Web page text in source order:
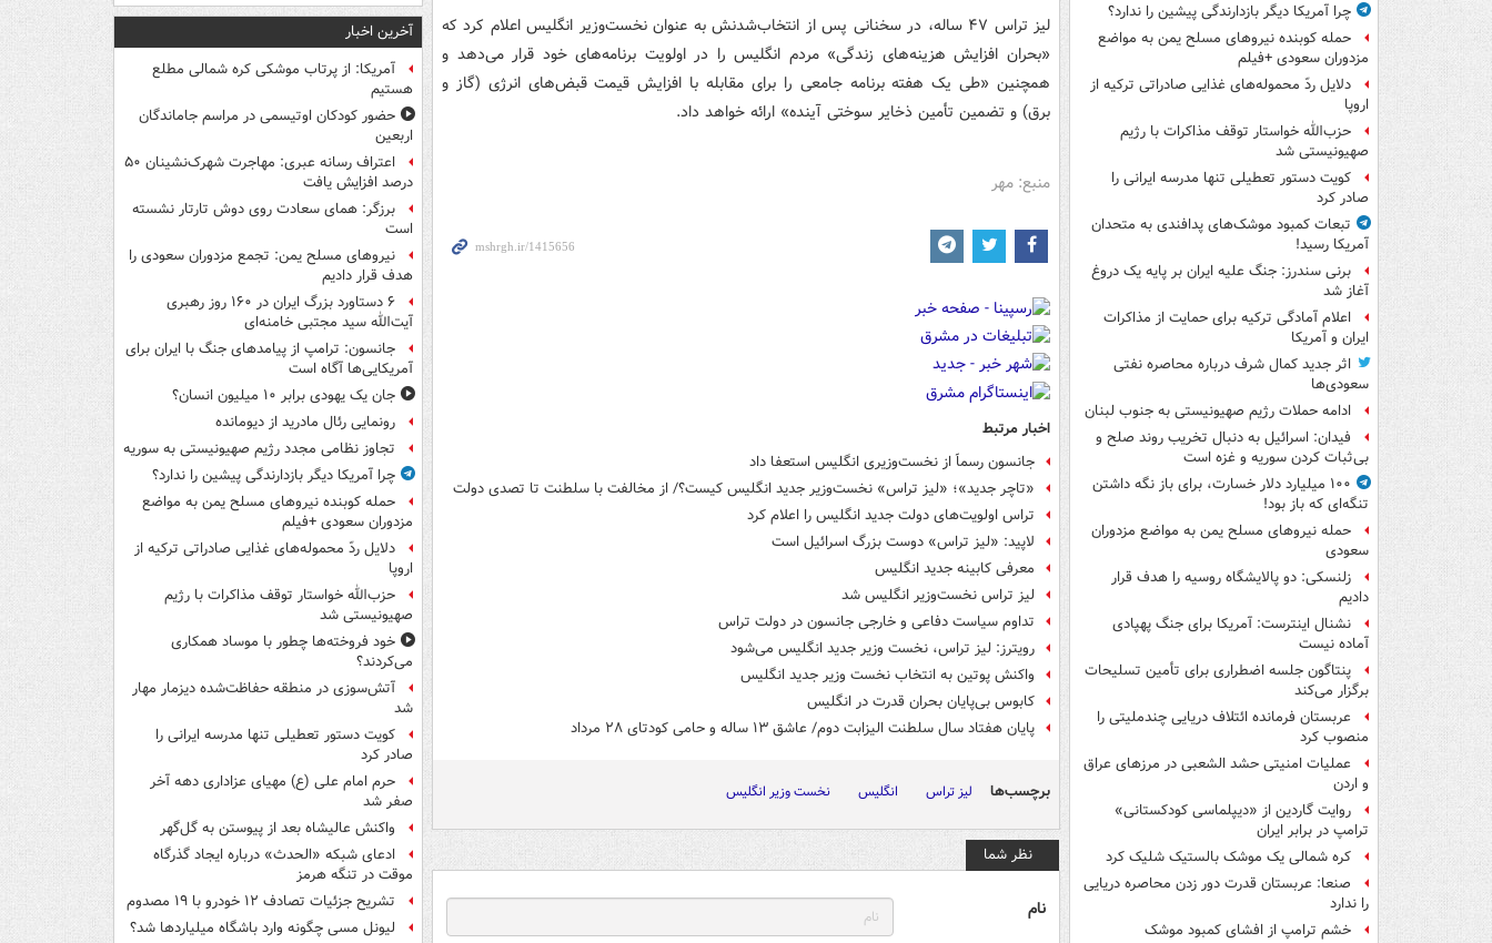
چرا آمریکا دیگر بازدارندگی پیشین را ندارد؟
حمله کوبنده نیروهای مسلح یمن به مواضع
مزدوران سعودی +فیلم
دلایل ردّ محموله‌های غذایی صادراتی ترکیه از
اروپا
حزب‌الله خواستار توقف مذاکرات با رژیم
صهیونیستی شد
کویت دستور تعطیلی تنها مدرسه ایرانی را
صادر کرد
تبعات کمبود موشک‌های پدافندی به متحدان
آمریکا رسید!
برنی سندرز: جنگ علیه ایران بر پایه یک دروغ
آغاز شد
اعلام آمادگی ترکیه برای حمایت از مذاکرات
ایران و آمریکا
اثر جدید کمال شرف درباره محاصره نفتی
سعودی‌ها
ادامه حملات رژیم صهیونیستی به جنوب لبنان
فیدان: اسرائیل به دنبال تخریب روند صلح و
بی‌ثبات کردن سوریه و غزه است
۱۰۰ میلیارد دلار خسارت، برای باز نگه داشتن
تنگه‌ای که باز بود!
حمله نیروهای مسلح یمن به مواضع مزدوران
سعودی
زلنسکی: دو پالایشگاه روسیه را هدف قرار
دادیم
نشنال اینترست: آمریکا برای جنگ پهپادی
آماده نیست
پنتاگون جلسه اضطراری برای تأمین تسلیحات
برگزار می‌کند
عربستان فرمانده ائتلاف دریایی چندملیتی را
منصوب کرد
عملیات امنیتی حشد الشعبی در مرزهای عراق
و اردن
روایت گاردین از «دیپلماسی کودکستانی»
ترامپ در برابر ایران
کره شمالی یک موشک بالستیک شلیک کرد
صنعا: عربستان قدرت دور زدن محاصره دریایی
را ندارد
خشم ترامپ از افشای کمبود موشک
لیز تراس ۴۷ ساله، در سخنانی پس از انتخاب‌شدنش به عنوان نخست‌وزیر انگلیس اعلام کرد که
«بحران افزایش هزینه‌های زندگی» مردم انگلیس را در اولویت برنامه‌های خود قرار می‌دهد و
همچنین «طی یک هفته برنامه‌ جامعی را برای مقابله با افزایش قیمت قبض‌های انرژی (گاز و
برق) و تضمین تأمین ذخایر سوختی آینده» ارائه خواهد داد.
منبع: مهر
اخبار مرتبط
جانسون رسماََ از نخست‌وزیری انگلیس استعفا داد
«تاچر جدید»؛ «لیز تراس» نخست‌وزیر جدید انگلیس کیست؟/ از مخالفت با سلطنت تا تصدی دولت
تراس اولویت‌های دولت جدید انگلیس را اعلام کرد
لاپید: «لیز تراس» دوست بزرگ اسرائیل است
معرفی کابینه جدید انگلیس
لیز تراس نخست‌وزیر انگلیس شد
تداوم سیاست دفاعی و خارجی جانسون در دولت تراس
رویترز: لیز تراس، نخست وزیر جدید انگلیس می‌شود
واکنش پوتین به انتخاب نخست وزیر جدید انگلیس
کابوس بی‌پایان بحران قدرت در انگلیس
پایان هفتاد سال سلطنت الیزابت دوم/ عاشق ۱۳ ساله و حامی کودتای ۲۸ مرداد
برچسب‌ها لیز تراس انگلیس نخست وزیر انگلیس
نظر شما
نام
آخرین اخبار
آمریکا: از پرتاب موشکی کره شمالی مطلع
هستیم
حضور کودکان اوتیسمی در مراسم جاماندگان
اربعین
اعتراف رسانه عبری: مهاجرت شهرک‌نشینان ۵۰
درصد افزایش یافت
برزگر: همای سعادت روی دوش تارتار نشسته
است
نیروهای مسلح یمن: تجمع مزدوران سعودی را
هدف قرار دادیم
۶ دستاورد بزرگ ایران در ۱۶۰ روز رهبری
آیت‌الله سید مجتبی خامنه‌ای
جانسون: ترامپ از پیامدهای جنگ با ایران برای
آمریکایی‌ها آگاه است
جان یک یهودی برابر ۱۰ میلیون انسان؟
رونمایی رئال مادرید از دیومانده
تجاوز نظامی مجدد رژیم صهیونیستی به سوریه
چرا آمریکا دیگر بازدارندگی پیشین را ندارد؟
حمله کوبنده نیروهای مسلح یمن به مواضع
مزدوران سعودی +فیلم
دلایل ردّ محموله‌های غذایی صادراتی ترکیه از
اروپا
حزب‌الله خواستار توقف مذاکرات با رژیم
صهیونیستی شد
خود فروخته‌ها چطور با موساد همکاری
می‌کردند؟
آتش‌سوزی در منطقه حفاظت‌شده دیزمار مهار
شد
کویت دستور تعطیلی تنها مدرسه ایرانی را
صادر کرد
حرم امام علی (ع) مهیای عزاداری دهه آخر
صفر شد
واکنش عالیشاه بعد از پیوستن به گل‌گهر
ادعای شبکه «الحدث» درباره ایجاد گذرگاه
موقت در تنگه هرمز
تشریح جزئیات تصادف ۱۲ خودرو با ۱۹ مصدوم
لیونل مسی چگونه وارد باشگاه میلیاردها شد؟